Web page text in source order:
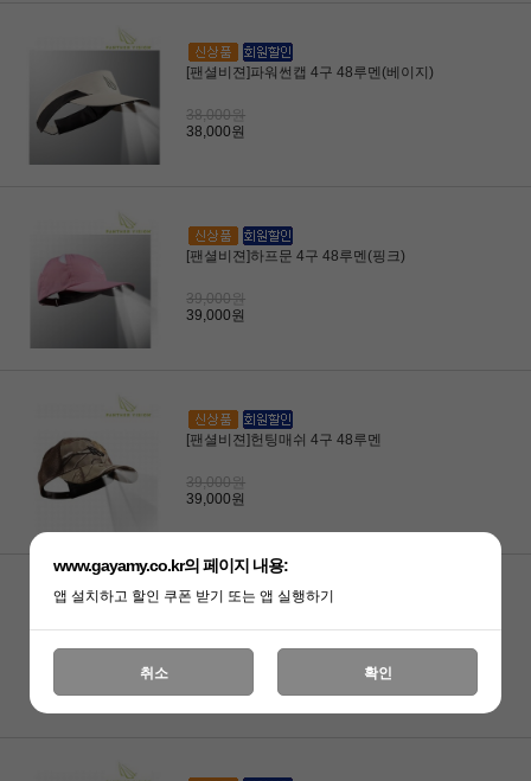
[팬셜비젼]파워썬캡 4구 48루멘(베이지)
38,000원
38,000원
[팬셜비젼]하프문 4구 48루멘(핑크)
39,000원
39,000원
[팬셜비젼]헌팅매쉬 4구 48루멘
39,000원
39,000원
www.gayamy.co.kr의 페이지 내용:
앱 설치하고 할인 쿠폰 받기 또는 앱 실행하기
취소 확인